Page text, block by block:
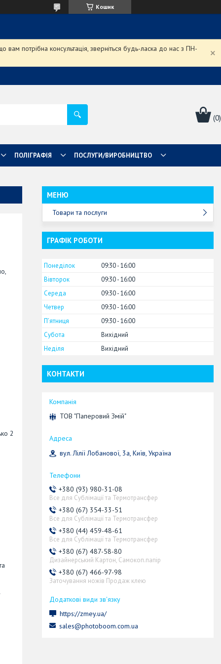
Кошик
потрібна консультація, зверніться будь-ласка до нас з ПН-
ПОЛІГРАФІЯ ПОСЛУГИ/ВИРОБНИЦТВО
2
Товари та послуги
ГРАФІК РОБОТИ
Понеділок 09:30 16:00
Вівторок
09:30 16:00
Середа
09:30 16:00
Четвер
09:30 16:00
Пʼятниця
09:30 16:00
Субота
Вихідний
Неділя
Вихідний
КОНТАКТИ
ТОВ "Паперовий Змій"
вул. Лілії Лобанової, 3а, Київ, Україна
+380 (93) 980-31-08
Все для Сублімації та Термотрансфер
+380 (67) 354-33-51
Все для Сублімації та Термотрансфер
+380 (44) 459-48-61
Все для Сублімації та Термотрансфер
+380 (67) 487-58-80
Дизайнерський Картон, Самокоп.папір
+380 (67) 466-97-98
Заточування ножів Продаж клею
https://zmey.ua/
sales@photoboom.com.ua